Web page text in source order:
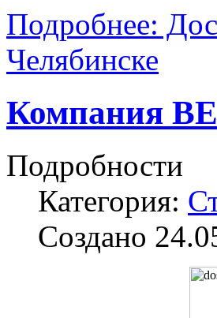
Подробнее:
Челябинске
Компания
Подробности
Категория:
Создано